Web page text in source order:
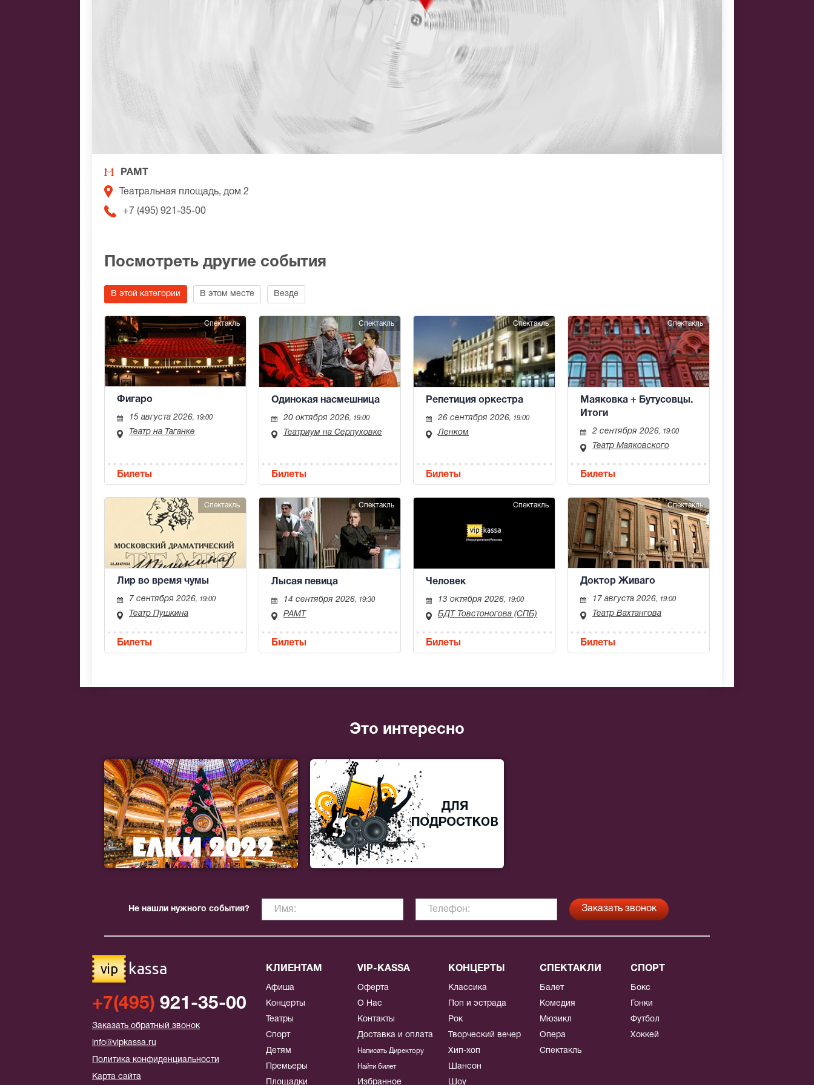
РАМТ
Театральная площадь, дом 2
+7 (495) 921-35-00
Посмотреть другие события
В этой категории В этом месте Везде
Спектакль
Фигаро
15 августа 2026, 19:00
Театр на Таганке
Билеты
Спектакль
Одинокая насмешница
20 октября 2026, 19:00
Театриум на Серпуховке
Билеты
Спектакль
Репетиция оркестра
26 сентября 2026, 19:00
Ленком
Билеты
Спектакль
Маяковка + Бутусовцы.
Итоги
2 сентября 2026, 19:00
Театр Маяковского
Билеты
Спектакль
Лир во время чумы
7 сентября 2026, 19:00
Театр Пушкина
Билеты
Спектакль
Лысая певица
14 сентября 2026, 19:30
РАМТ
Билеты
Спектакль
Человек
13 октября 2026, 19:00
БДТ Товстоногова (СПБ)
Билеты
Спектакль
Доктор Живаго
17 августа 2026, 19:00
Театр Вахтангова
Билеты
Это интересно
Не нашли нужного события?
vip kassa
+7(495) 921-35-00
Заказать обратный звонок
info@vipkassa.ru
Политика конфиденциальности
Карта сайта
КЛИЕНТАМ
Афиша
Концерты
Театры
Спорт
Детям
Премьеры
Площадки
VIP-KASSA
Оферта
О Нас
Контакты
Доставка и оплата
Написать Директору
Найти билет
Избранное
КОНЦЕРТЫ
Классика
Поп и эстрада
Рок
Творческий вечер
Хип-хоп
Шансон
Шоу
СПЕКТАКЛИ
Балет
Комедия
Мюзикл
Опера
Спектакль
СПОРТ
Бокс
Гонки
Футбол
Хоккей